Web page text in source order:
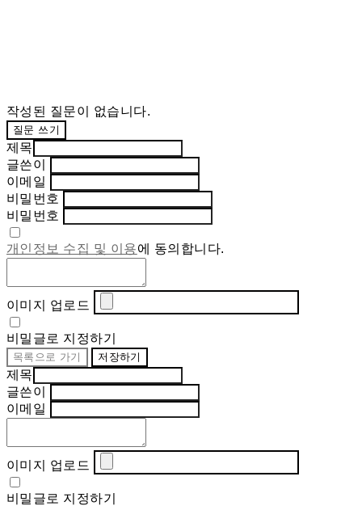
작성된 질문이 없습니다.
질문 쓰기
제목
글쓴이
이메일
비밀번호
비밀번호
개인정보 수집 및 이용에 동의합니다.
이미지 업로드
비밀글로 지정하기
목록으로 가기 저장하기
제목
글쓴이
이메일
이미지 업로드
비밀글로 지정하기